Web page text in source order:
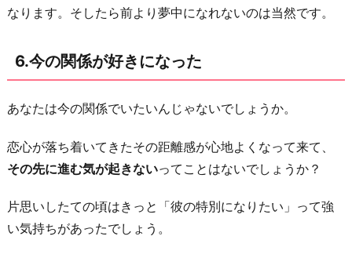
なります。そしたら前より夢中になれないのは当然です。
6.今の関係が好きになった
あなたは今の関係でいたいんじゃないでしょうか。
恋心が落ち着いてきたその距離感が心地よくなって来て、
その先に進む気が起きないってことはないでしょうか？
片思いしたての頃はきっと「彼の特別になりたい」って強
い気持ちがあったでしょう。